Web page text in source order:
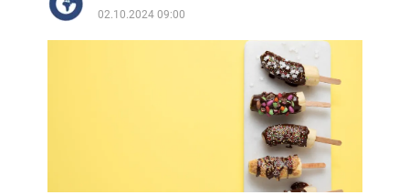
Жизнь
02.10.2024 09:00